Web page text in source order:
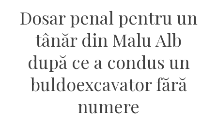
Dosar penal pentru un
tânăr din Malu Alb
după ce a condus un
buldoexcavator fără
numere